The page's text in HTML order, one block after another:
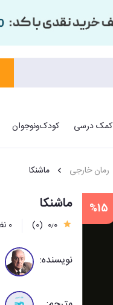
کمک درسی کودک‌ونوجوان
رمان خارجی ماشنکا
%15 ماشنکا
0٫0 (0) 0 نظر
نویسنده: